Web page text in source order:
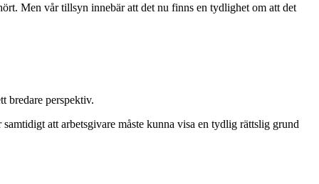
Men vår tillsyn innebär att det nu finns en tydlighet om att det
bredare perspektiv.
att arbetsgivare måste kunna visa en tydlig rättslig grund